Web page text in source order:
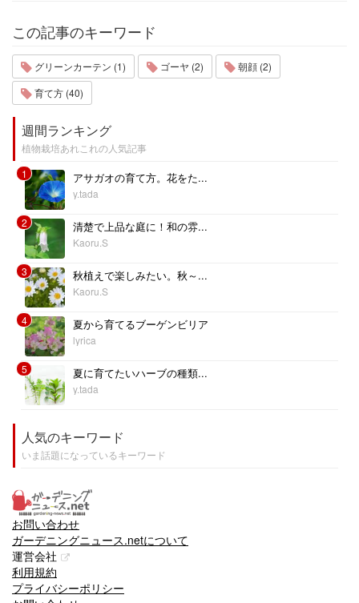
この記事のキーワード
グリーンカーテン (1) ゴーヤ (2)
朝顔 (2)
育て方 (40)
週間ランキング
植物栽培あれこれの人気記事
1
アサガオの育て方。花をた...
y.tada
2 清楚で上品な庭に！和の雰...
Kaoru.S
3 秋植えで楽しみたい。秋～...
Kaoru.S
4 夏から育てるブーゲンビリア
lyrica
5 夏に育てたいハーブの種類...
y.tada
人気のキーワード
いま話題になっているキーワード
お問い合わせ
ガーデニングニュース.netについて
運営会社
利用規約
プライバシーポリシー